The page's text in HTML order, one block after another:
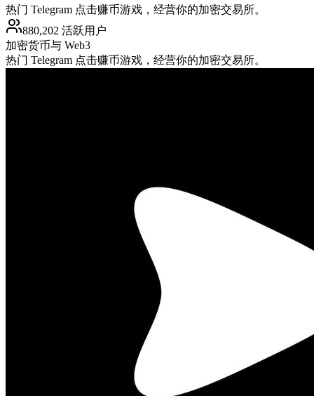
热门 Telegram 点击赚币游戏，经营你的加密交易所。
880,202 活跃用户
加密货币与 Web3
热门 Telegram 点击赚币游戏，经营你的加密交易所。